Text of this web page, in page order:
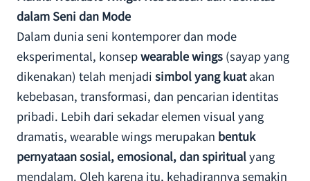
dalam Seni dan Mode
Dalam dunia seni kontemporer dan mode
eksperimental, konsepwearable wings (sayap yang
dikenakan) telah menjadi simbol yang kuatakan
kebebasan, transformasi, dan pencarian identitas
pribadi. Lebih dari sekadar elemen visual yang
dramatis, wearable wings merupakan bentuk
pernyataan sosial, emosional, dan spiritualyang
mendalam. Oleh karena itu, kehadirannya semakin